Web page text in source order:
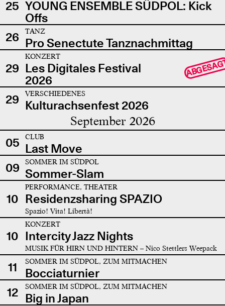
25 YOUNG ENSEMBLE SÜDPOL: Kick
Offs
26
TANZ
Pro Senectute Tanznachmittag
29
KONZERT
Les Digitales Festival
2026
29 VERSCHIEDENES
Kulturachsenfest 2026
September 2026
05 CLUB
Last Move
09
SOMMER IM SÜDPOL
Sommer-Slam
10
PERFORMANCE, THEATER
Residenzsharing SPAZIO
Spazio! Vita! Libertà!
10
KONZERT
Intercity Jazz Nights
MUSIK FÜR HIRN UND HINTERN – Nico Stettlers Weepack
11 SOMMER IM SÜDPOL, ZUM MITMACHEN
Bocciaturnier
12
SOMMER IM SÜDPOL, ZUM MITMACHEN
Big in Japan